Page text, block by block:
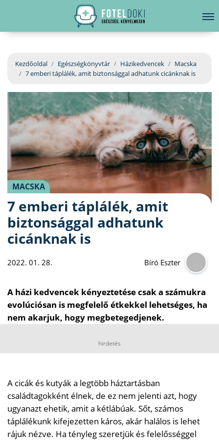
EGÉSZSÉGKÖNYVTÁR
BETEGSÉGKALAUZ
ÜGYELETKERESŐ
ORVOS VÁLASZOL
ORVOSKERESŐ
hirdetés
Kezdőoldal Egészségkönyvtár Házikedvencek
Macska
7 emberi táplálék, amit biztonsággal adhatunk cicánknak is
MACSKA
7 emberi táplálék, amit
biztonsággal adhatunk
cicánknak is
2022. 01. 28. Bíró Eszter
A házi kedvencek kényeztetése csak a számukra
evolúciósan is megfelelő étkekkel lehetséges, ha
nem akarjuk, hogy megbetegedjenek.
hirdetés
A cicák és kutyák a legtöbb háztartásban
családtagokként élnek, de ez nem jelenti azt, hogy
ugyanazt ehetik, amit a kétlábúak. Sőt, számos
táplálékunk kifejezetten káros, akár halálos is lehet
rájuk nézve. Ha tényleg szeretjük és felelősséggel